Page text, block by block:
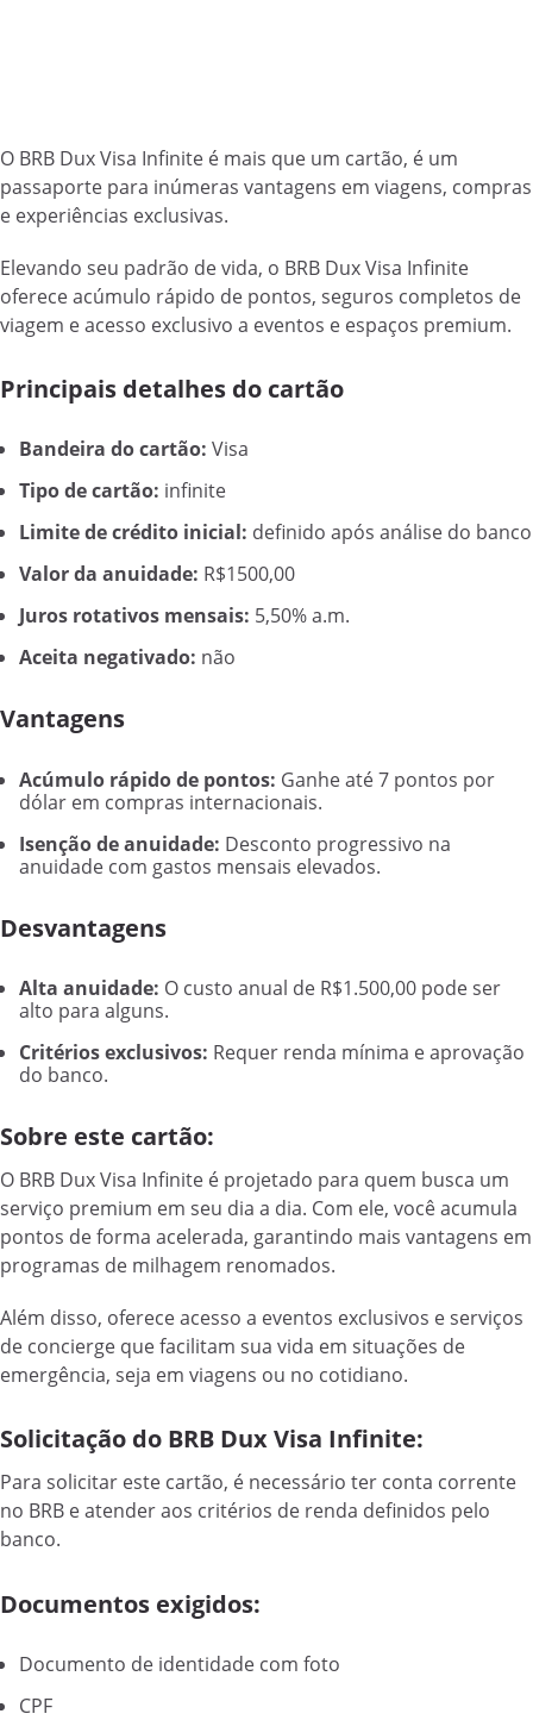
O BRB Dux Visa Infinite é mais que um cartão, é um
passaporte para inúmeras vantagens em viagens, compras
e experiências exclusivas.
Elevando seu padrão de vida, o BRB Dux Visa Infinite
oferece acúmulo rápido de pontos, seguros completos de
viagem e acesso exclusivo a eventos e espaços premium.
Principais detalhes do cartão
Bandeira do cartão: Visa
Tipo de cartão: infinite
Limite de crédito inicial: definido após análise do banco
Valor da anuidade: R$1500,00
Juros rotativos mensais: 5,50% a.m.
Aceita negativado: não
Vantagens
Acúmulo rápido de pontos: Ganhe até 7 pontos por
dólar em compras internacionais.
Isenção de anuidade: Desconto progressivo na
anuidade com gastos mensais elevados.
Desvantagens
Alta anuidade: O custo anual de R$1.500,00 pode ser
alto para alguns.
Critérios exclusivos: Requer renda mínima e aprovação
do banco.
Sobre este cartão:
O BRB Dux Visa Infinite é projetado para quem busca um
serviço premium em seu dia a dia. Com ele, você acumula
pontos de forma acelerada, garantindo mais vantagens em
programas de milhagem renomados.
Além disso, oferece acesso a eventos exclusivos e serviços
de concierge que facilitam sua vida em situações de
emergência, seja em viagens ou no cotidiano.
Solicitação do BRB Dux Visa Infinite:
Para solicitar este cartão, é necessário ter conta corrente
no BRB e atender aos critérios de renda definidos pelo
banco.
Documentos exigidos:
Documento de identidade com foto
CPF